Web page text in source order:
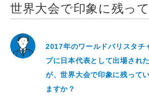
世界大会で印象に残っ
2017年のワールドバリスタチ
プに日本代表として出場され
が、世界大会で印象に残って
ますか？